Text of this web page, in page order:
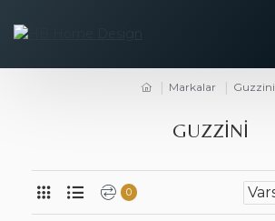
Markalar Guzzini
GUZZINI
0